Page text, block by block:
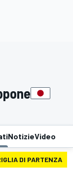
NotizieVideo
DI PARTENZA